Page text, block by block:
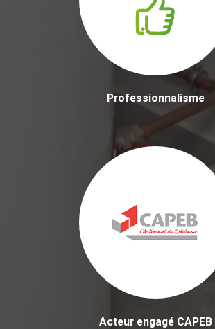
Professionnalisme
Acteur engagé CAPEB